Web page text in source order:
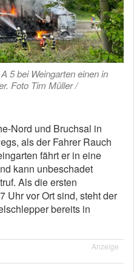
5 bei Weingarten einen in
Foto Tim Müller /
Nord und Bruchsal in
als der Fahrer Rauch
fährt er in eine
kann unbeschadet
Als die ersten
Uhr vor Ort sind, steht der
bereits in
Anzeige